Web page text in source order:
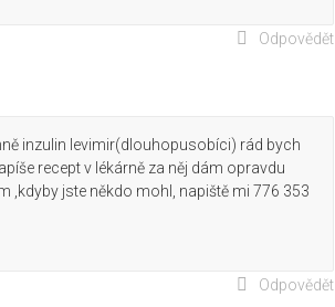
Odpovědět
inzulin levimir(dlouhopusobíci) rád bych
recept v lékárně za něj dám opravdu
,kdyby jste někdo mohl, napiště mi 776 353
Odpovědět